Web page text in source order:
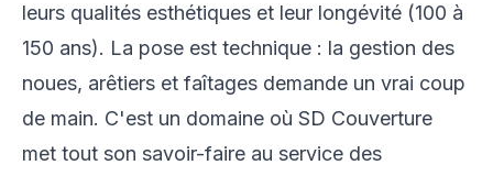
leurs qualités esthétiques et leur longévité (100 à
150 ans). La pose est technique : la gestion des
noues, arêtiers et faîtages demande un vrai coup
de main. C'est un domaine où SD Couverture
met tout son savoir-faire au service des